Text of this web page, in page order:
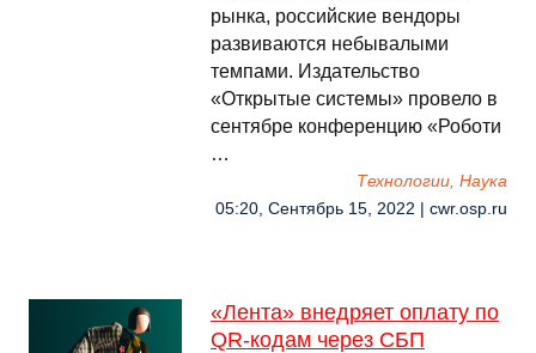
рынка, российские вендоры
развиваются небывалыми
темпами. Издательство
«Открытые системы» провело в
сентябре конференцию «Роботи
…
Технологии, Наука
05:20, Сентябрь 15, 2022 | cwr.osp.ru
«Лента» внедряет оплату по
QR-кодам через СБП